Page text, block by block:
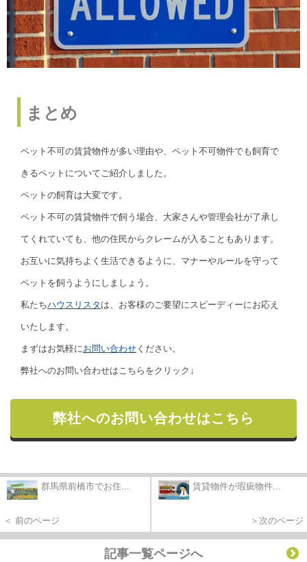
まとめ
ペット不可の賃貸物件が多い理由や、ペット不可物件でも飼育で
きるペットについてご紹介しました。
ペットの飼育は大変です。
ペット不可の賃貸物件で飼う場合、大家さんや管理会社が了承し
てくれていても、他の住民からクレームが入ることもあります。
お互いに気持ちよく生活できるように、マナーやルールを守って
ペットを飼うようにしましょう。
私たちハウスリスタ は、お客様のご要望にスピーディーにお応え
いたします。
まずはお気軽にお問い合わせ ください。
弊社へのお問い合わせはこちらをクリック↓
弊社へのお問い合わせはこちら
群馬県前橋市でお住...
＜ 前のページ
賃貸物件が瑕疵物件...
＞次のページ
記事一覧ページへ